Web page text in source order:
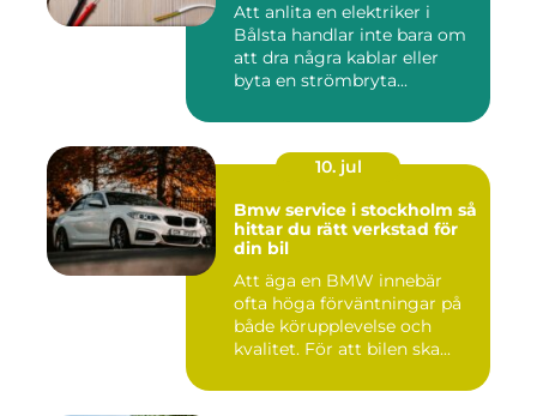
Att anlita en elektriker i
Bålsta handlar inte bara om
att dra några kablar eller
byta en strömbryta...
10. jul
Bmw service i stockholm så
hittar du rätt verkstad för
din bil
Att äga en BMW innebär
ofta höga förväntningar på
både körupplevelse och
kvalitet. För att bilen ska...